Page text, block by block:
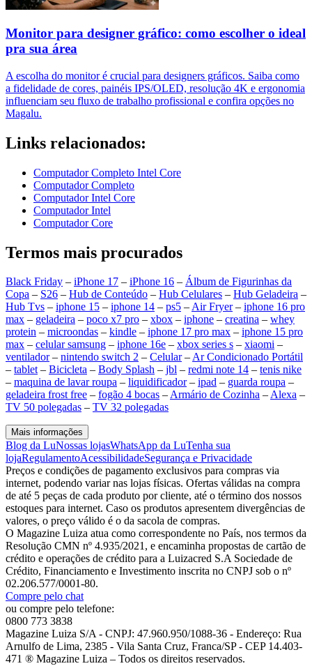
Monitor para designer gráfico: como escolher o ideal
pra sua área
A escolha do monitor é crucial para designers gráficos. Saiba como
a fidelidade de cores, painéis IPS/OLED, resolução 4K e ergonomia
influenciam seu fluxo de trabalho profissional e confira opções no
Magalu.
Links relacionados:
Computador Completo Intel Core
Computador Completo
Computador Intel Core
Computador Intel
Computador Core
Termos mais procurados
Black Friday – iPhone 17 – iPhone 16 – Álbum de Figurinhas da
Copa – S26 – Hub de Conteúdo – Hub Celulares – Hub Geladeira –
Hub Tvs – iphone 15 – iphone 14 – ps5 –Air Fryer– iphone 16 pro
max – geladeira – poco x7 pro – xbox – iphone – creatina – whey
protein – microondas – kindle – iphone 17 pro max – iphone 15 pro
max – celular samsung – iphone 16e – xbox series s – xiaomi –
ventilador– nintendo switch 2 – Celular–Ar Condicionado Portátil
– tablet– Bicicleta – Body Splash – jbl – redmi note 14 – tenis nike
– maquina de lavar roupa – liquidificador– ipad – guarda roupa –
geladeira frost free – fogão 4 bocas –Armário de Cozinha –Alexa –
TV 50 polegadas – TV 32 polegadas
Mais informações
Blog da LuNossas lojasWhatsApp da LuTenha sua
lojaRegulamentoAcessibilidadeSegurança e Privacidade
Preços e condições de pagamento exclusivos para compras via
internet, podendo variar nas lojas físicas. Ofertas válidas na compra
de até 5 peças de cada produto por cliente, até o término dos nossos
estoques para internet. Caso os produtos apresentem divergências de
valores, o preço válido é o da sacola de compras.
O Magazine Luiza atua como correspondente no País, nos termos da
Resolução CMN nº 4.935/2021, e encaminha propostas de cartão de
crédito e operações de crédito para a Luizacred S.A Sociedade de
Crédito, Financiamento e Investimento inscrita no CNPJ sob o nº
02.206.577/0001-80.
Compre pelo chat
ou compre pelo telefone:
0800 773 3838
Magazine Luiza S/A - CNPJ: 47.960.950/1088-36 - Endereço: Rua
Arnulfo de Lima, 2385 - Vila Santa Cruz, Franca/SP - CEP 14.403-
471 ® Magazine Luiza – Todos os direitos reservados.